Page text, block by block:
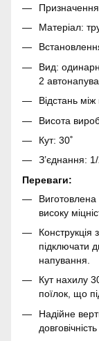
Матеріал:
Вид:
2
Відстань
Висота
Кут: 30˚
З’єднання:
Переваги:
Виготовлена
високу
підключати
напування.
Кут нахилу
поїлок, що
Надійне